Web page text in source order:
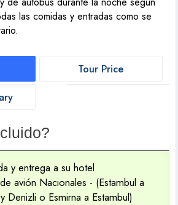
las comidas y entradas como se
Tour Price
y entrega a su hotel
avión Nacionales - (Estambul a
Denizli o Esmirna a Estambul)